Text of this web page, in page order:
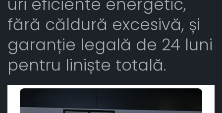
fără căldură excesivă, și
garanție legală de 24 luni
pentru liniște totală.